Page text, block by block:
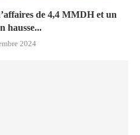
de 4,4 MMDH et un
hausse...
2024